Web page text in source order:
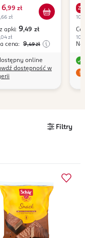
6,99 zł
zł
apki: 9,49 zł
zł
cena: 9,49 zł
online
dostępność w
Z
100
Filtry